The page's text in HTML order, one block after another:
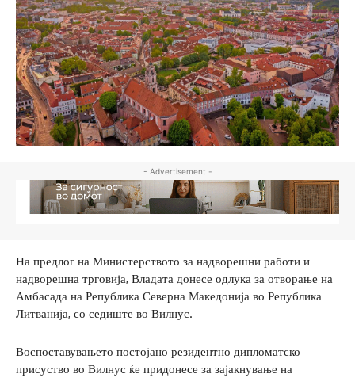
- Advertisement -
На предлог на Министерството за надворешни работи и
надворешна трговија, Владата донесе одлука за отворање на
Амбасада на Република Северна Македонија во Република
Литванија, со седиште во Вилнус.
Воспоставувањето постојано резидентно дипломатско
присуство во Вилнус ќе придонесе за зајакнување на